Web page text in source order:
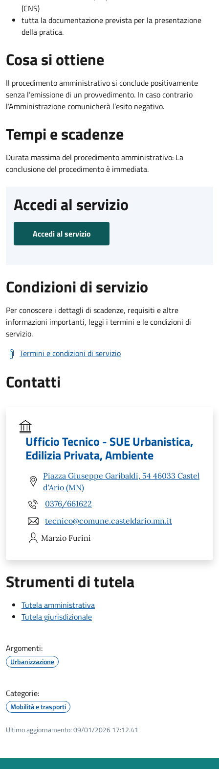
(CNS)
tutta la documentazione prevista per la presentazione
della pratica.
Cosa si ottiene
Il procedimento amministrativo si conclude positivamente
senza l’emissione di un provvedimento. In caso contrario
l’Amministrazione comunicherà l’esito negativo.
Tempi e scadenze
Durata massima del procedimento amministrativo: La
conclusione del procedimento è immediata.
Accedi al servizio
Accedi al servizio
Condizioni di servizio
Per conoscere i dettagli di scadenze, requisiti e altre
informazioni importanti, leggi i termini e le condizioni di
servizio.
Termini e condizioni di servizio
Contatti
Ufficio Tecnico - SUE Urbanistica,
Edilizia Privata, Ambiente
Piazza Giuseppe Garibaldi, 54 46033 Castel
d'Ario (MN)
0376/661622
tecnico@comune.casteldario.mn.it
Marzio Furini
Strumenti di tutela
Tutela amministrativa
Tutela giurisdizionale
Argomenti:
Urbanizzazione
Categorie:
Mobilità e trasporti
Ultimo aggiornamento:09/01/2026 17:12.41